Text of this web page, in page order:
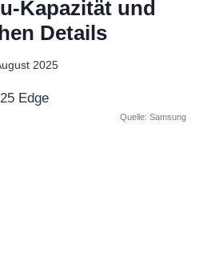
Kapazität und
Details
2025
Quelle: Samsung